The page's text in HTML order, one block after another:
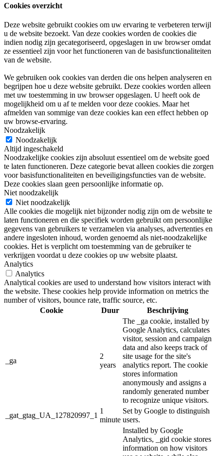
Cookies overzicht
Deze website gebruikt cookies om uw ervaring te verbeteren terwijl
u de website bezoekt. Van deze cookies worden de cookies die
indien nodig zijn gecategoriseerd, opgeslagen in uw browser omdat
ze essentieel zijn voor het functioneren van de basisfunctionaliteiten
van de website.
We gebruiken ook cookies van derden die ons helpen analyseren en
begrijpen hoe u deze website gebruikt. Deze cookies worden alleen
met uw toestemming in uw browser opgeslagen. U heeft ook de
mogelijkheid om u af te melden voor deze cookies. Maar het
afmelden van sommige van deze cookies kan een effect hebben op
uw browse-ervaring.
Noodzakelijk
Noodzakelijk
Altijd ingeschakeld
Noodzakelijke cookies zijn absoluut essentieel om de website goed
te laten functioneren. Deze categorie bevat alleen cookies die zorgen
voor basisfunctionaliteiten en beveiligingsfuncties van de website.
Deze cookies slaan geen persoonlijke informatie op.
Niet noodzakelijk
Niet noodzakelijk
Alle cookies die mogelijk niet bijzonder nodig zijn om de website te
laten functioneren en die specifiek worden gebruikt om persoonlijke
gegevens van gebruikers te verzamelen via analyses, advertenties en
andere ingesloten inhoud, worden genoemd als niet-noodzakelijke
cookies. Het is verplicht om toestemming van de gebruiker te
verkrijgen voordat u deze cookies op uw website plaatst.
Analytics
Analytics
Analytical cookies are used to understand how visitors interact with
the website. These cookies help provide information on metrics the
number of visitors, bounce rate, traffic source, etc.
Cookie
Duur Beschrijving
_ga
2
years
The _ga cookie, installed by
Google Analytics, calculates
visitor, session and campaign
data and also keeps track of
site usage for the site's
analytics report. The cookie
stores information
anonymously and assigns a
randomly generated number
to recognize unique visitors.
_gat_gtag_UA_127820997_1
1
minute
Set by Google to distinguish
users.
Installed by Google
Analytics, _gid cookie stores
information on how visitors